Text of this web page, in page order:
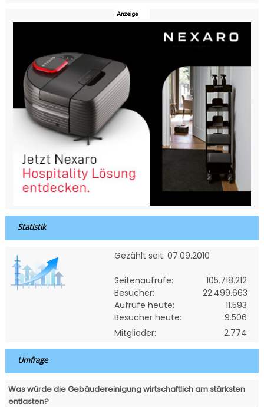
Statistik
Gezählt seit: 07.09.2010
Seitenaufrufe:
105.718.212
Besucher:
22.499.663
Aufrufe heute:
11.593
Besucher heute:
9.506
Mitglieder:
2.774
Umfrage
Was würde die Gebäudereinigung wirtschaftlich am stärksten
entlasten?